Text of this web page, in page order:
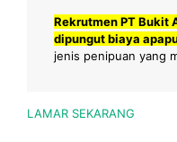
Rekrutmen PT Bukit
dipungut biaya
jenis penipuan yang
LAMAR SEKARANG